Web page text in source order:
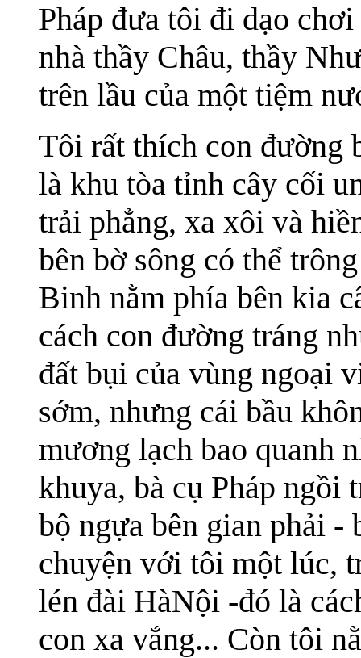
Pháp đưa tôi đi dạo
nhà thầy Châu, thầy
trên lầu của một tiệm
Tôi rất thích con đường
là khu tòa tỉnh cây cối
trải phẳng, xa xôi và
bên bờ sông có thể
Binh nằm phía bên kia
cách con đường tráng
đất bụi của vùng ngoại
sớm, nhưng cái bầu
mương lạch bao quanh
khuya, bà cụ Pháp ngồi
bộ ngựa bên gian phải -
chuyện với tôi một lúc,
lén đài HàNội -đó là
con xa vắng... Còn tôi